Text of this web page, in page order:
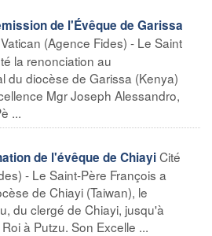
de l'Évêque de Garissa
(Agence Fides) - Le Saint
la renonciation au
du diocèse de Garissa (Kenya)
Mgr Joseph Alessandro,
...
de l'évêque de ChiayiCité
- Le Saint-Père François a
de Chiayi (Taiwan), le
du clergé de Chiayi, jusqu'à
à Putzu. Son Excelle ...